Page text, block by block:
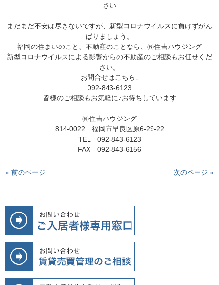
さい
まだまだ不安は尽きないですが、新型コロナウイルスに負けずがん
ばりましょう。
福岡の住まいのこと、不動産のことなら、㈱住吉ハウジング
新型コロナウイルスによる影響からの不動産のご相談もお任せくだ
さい。
お問合せはこちら↓
092-843-6123
皆様のご相談もお気軽に♪お待ちしています
㈱住吉ハウジング
814-0022 福岡市早良区原6-29-22
TEL 092-843-6123
FAX 092-843-6156
« 前のページ 次のページ »